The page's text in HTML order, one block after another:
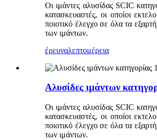
Οι ιμάντες αλυσίδας SCIC
κατασκευαστές, οι οποίοι
ποιοτικό έλεγχο σε όλα τα
των ιμάντων.
έρευναλεπτομέρεια
Αλυσίδες ιμάντων
Οι ιμάντες αλυσίδας SCIC
κατασκευαστές, οι οποίοι
ποιοτικό έλεγχο σε όλα τα
των ιμάντων.